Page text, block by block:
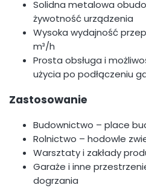
Solidna metalowa
żywotność urządzenia
Wysoka wydajność
m³/h
Prosta obsługa i
użycia po podłączeniu
Zastosowanie
Budownictwo – place
Rolnictwo – hodowle
Warsztaty i zakłady
Garaże i inne
dogrzania